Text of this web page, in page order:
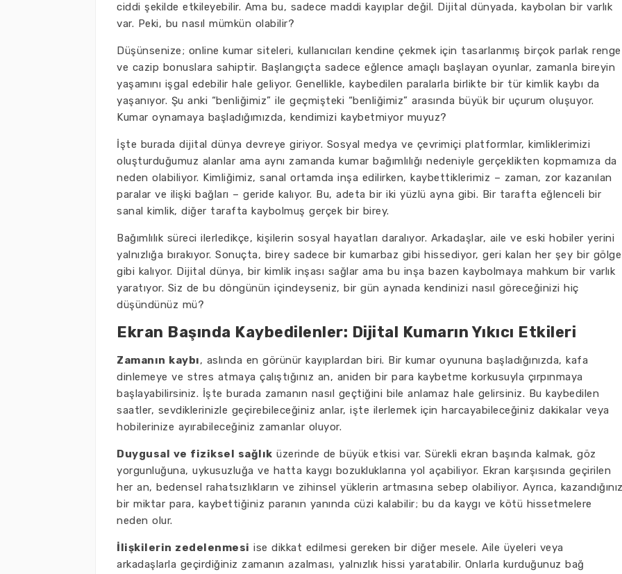
ciddi şekilde etkileyebilir. Ama bu, sadece maddi kayıplar değil. Dijital dünyada, kaybolan bir varlık
var. Peki, bu nasıl mümkün olabilir?
Düşünsenize; online kumar siteleri, kullanıcıları kendine çekmek için tasarlanmış birçok parlak renge
ve cazip bonuslara sahiptir. Başlangıçta sadece eğlence amaçlı başlayan oyunlar, zamanla bireyin
yaşamını işgal edebilir hale geliyor. Genellikle, kaybedilen paralarla birlikte bir tür kimlik kaybı da
yaşanıyor. Şu anki “benliğimiz” ile geçmişteki “benliğimiz” arasında büyük bir uçurum oluşuyor.
Kumar oynamaya başladığımızda, kendimizi kaybetmiyor muyuz?
İşte burada dijital dünya devreye giriyor. Sosyal medya ve çevrimiçi platformlar, kimliklerimizi
oluşturduğumuz alanlar ama aynı zamanda kumar bağımlılığı nedeniyle gerçeklikten kopmamıza da
neden olabiliyor. Kimliğimiz, sanal ortamda inşa edilirken, kaybettiklerimiz – zaman, zor kazanılan
paralar ve ilişki bağları – geride kalıyor. Bu, adeta bir iki yüzlü ayna gibi. Bir tarafta eğlenceli bir
sanal kimlik, diğer tarafta kaybolmuş gerçek bir birey.
Bağımlılık süreci ilerledikçe, kişilerin sosyal hayatları daralıyor. Arkadaşlar, aile ve eski hobiler yerini
yalnızlığa bırakıyor. Sonuçta, birey sadece bir kumarbaz gibi hissediyor, geri kalan her şey bir gölge
gibi kalıyor. Dijital dünya, bir kimlik inşası sağlar ama bu inşa bazen kaybolmaya mahkum bir varlık
yaratıyor. Siz de bu döngünün içindeyseniz, bir gün aynada kendinizi nasıl göreceğinizi hiç
düşündünüz mü?
Ekran Başında Kaybedilenler: Dijital Kumarın Yıkıcı Etkileri
Zamanın kaybı, aslında en görünür kayıplardan biri. Bir kumar oyununa başladığınızda, kafa
dinlemeye ve stres atmaya çalıştığınız an, aniden bir para kaybetme korkusuyla çırpınmaya
başlayabilirsiniz. İşte burada zamanın nasıl geçtiğini bile anlamaz hale gelirsiniz. Bu kaybedilen
saatler, sevdiklerinizle geçirebileceğiniz anlar, işte ilerlemek için harcayabileceğiniz dakikalar veya
hobilerinize ayırabileceğiniz zamanlar oluyor.
Duygusal ve fiziksel sağlık üzerinde de büyük etkisi var. Sürekli ekran başında kalmak, göz
yorgunluğuna, uykusuzluğa ve hatta kaygı bozukluklarına yol açabiliyor. Ekran karşısında geçirilen
her an, bedensel rahatsızlıkların ve zihinsel yüklerin artmasına sebep olabiliyor. Ayrıca,
bir miktar para, kaybettiğiniz paranın yanında cüzi kalabilir; bu da kaygı ve kötü hissetmelere
neden olur.
İlişkilerin zedelenmesi ise dikkat edilmesi gereken bir diğer mesele. Aile üyeleri veya
arkadaşlarla geçirdiğiniz zamanın azalması, yalnızlık hissi yaratabilir. Onlarla kurduğunuz bağ